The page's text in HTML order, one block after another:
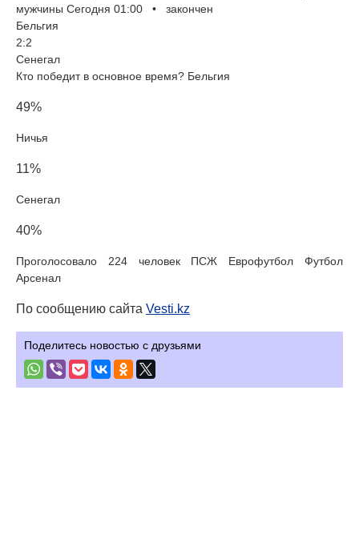
мужчины Сегодня 01:00 • закончен
Бельгия
2:2
Сенегал
Кто победит в основное время? Бельгия
49%
Ничья
11%
Сенегал
40%
Проголосовало 224 человек ПСЖ Еврофутбол Футбол
Арсенал
По сообщению сайта Vesti.kz
Поделитесь новостью с друзьями